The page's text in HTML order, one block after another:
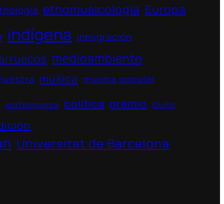
etnomusicologia Europa
indígena inmigración
medioambiente
musica musica popular
performance política premio Quito
Universitat de Barcelona